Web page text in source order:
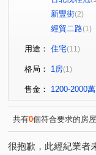
新豐街(2)
經貿二路(1)
用途： 住宅(11)
格局： 1房(1)
售金： 1200-2000
共有0個符合要求的房屋
很抱歉，此經紀業者